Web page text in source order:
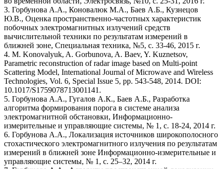
3. Горбунова А.А., Коновалюк М.А., Баев А.Б., Кузнецов
Ю.В., Оценка пространственно-частотных характеристик
побочных электромагнитных излучений средств
вычислительной техники по результатам измерений в
ближней зоне, Специальная техника, №5, с. 33-46, 2015 г.
4. M. Konovalyuk, A. Gorbunova, A. Baev, Y. Kuznetsov,
Parametric reconstruction of radar image based on Multi-point
Scattering Model, International Journal of Microwave and Wireless
Technologies, Vol. 6, Special Issue 5, pp. 543-548, 2014. DOI:
10.1017/S1759078713001141.
5. Горбунова А.А., Гугалов А.К., Баев А.Б., Разработка
алгоритма формирования порога в системе анализа
электромагнитной обстановки, Информационно-
измерительные и управляющие системы, № 1, с. 18-24, 2014 г.
6. Горбунова А.А., Локализация источников широкополосного
стохастического электромагнитного излучения по результатам
измерений в ближней зоне Информационно-измерительные и
управляющие системы, № 1, с. 25–32, 2014 г.